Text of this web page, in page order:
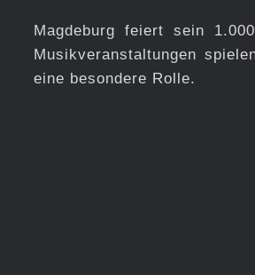
Magdeburg feiert sein
Musikveranstaltungen
eine besondere Rolle.